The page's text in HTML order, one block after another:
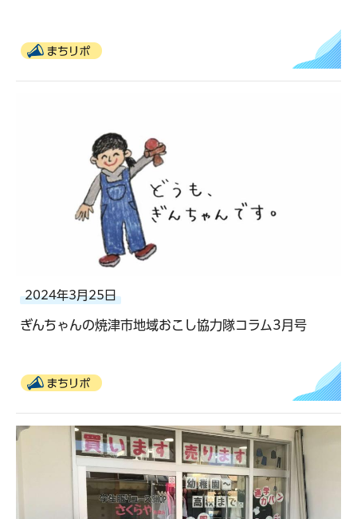
まちリポ
2024年3月25日
ぎんちゃんの焼津市地域おこし協力隊コラム3月号
まちリポ